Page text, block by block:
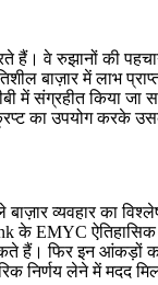
हैं। वे रुझानों की
बाज़ार में लाभ
में संग्रहीत किया जा
का उपयोग करके
व्यवहार का
के EMYC
हैं। फिर इन आंकड़ों का
निर्णय लेने में मदद